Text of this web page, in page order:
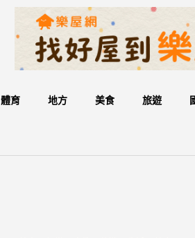
體育 地方 美食 旅遊